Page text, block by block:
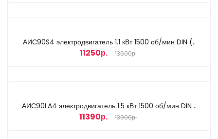
АИС90S4 электродвигатель 1.1 кВт 1500 об/мин DIN (..
11250р. 13600р.
АИС90LA4 электродвигатель 1.5 кВт 1500 об/мин DIN ..
11390р. 13900р.